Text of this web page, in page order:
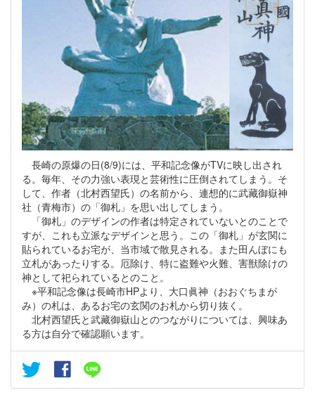
長崎の原爆の日(8/9)には、平和記念像がTVに映し出され
る。毎年、その力強い表現と芸術性に圧倒されてしまう。そ
して、作者（北村西望氏）の名前から、連想的に武藏御嶽神
社（青梅市）の「御札」を思い出してしまう。
「御札」のデザインの作者は特定されていないとのことで
すが、これも立派なデザインと思う。この「御札」が玄関に
貼られているお宅が、当市域で散見される。また田んぼにも
立札があったりする。厄除け、特に盗難や火難、害獣除けの
神として祀られているとのこと。
※平和記念像は長崎市HPより、大口眞神（おおぐちまが
み）の札は、あるお宅の玄関のお札から切り抜く。
北村西望氏と武藏御嶽山とのつながりについては、興味あ
る方は自分で確認願います。